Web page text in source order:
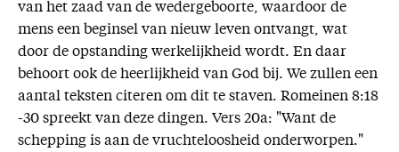
van het zaad van de wedergeboorte, waardoor de
mens een beginsel van nieuw leven ontvangt, wat
door de opstanding werkelijkheid wordt. En daar
behoort ook de heerlijkheid van God bij. We zullen een
aantal teksten citeren om dit te staven. Romeinen 8:18
-30 spreekt van deze dingen. Vers 20a: "Want de
schepping is aan de vruchteloosheid onderworpen."